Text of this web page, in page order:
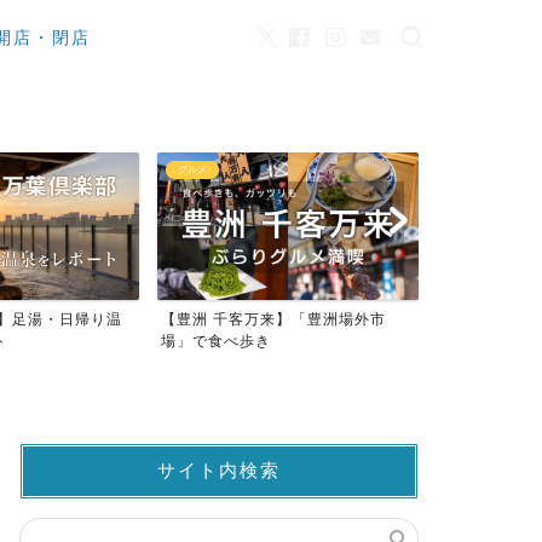
店・閉店
足湯・日帰り温
グルメ
【豊洲 千客万来】「豊洲場外市
場」で食べ歩き
サイト内検索